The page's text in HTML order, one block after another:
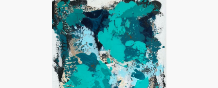
EXPOSITIONS